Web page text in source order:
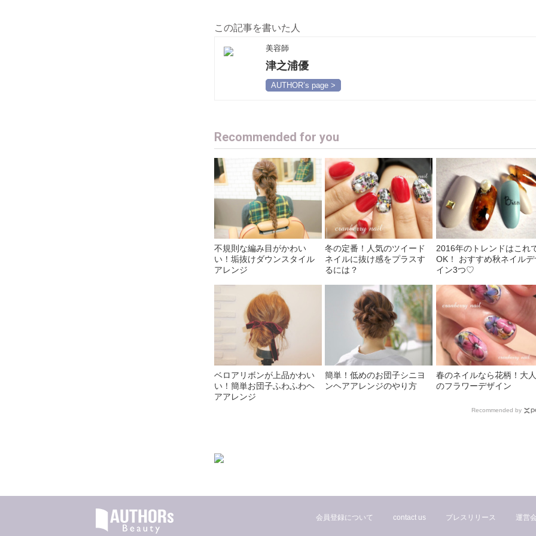
この記事を書いた人
美容師
津之浦優
AUTHOR’s page >
Recommended for you
不規則な編み目がかわい
い！垢抜けダウンスタイル
アレンジ
冬の定番！人気のツイード
ネイルに抜け感をプラスす
るには？
2016年のトレンドはこれ
OK！ おすすめ秋ネイルデ
イン3つ♡
ベロアリボンが上品かわい
い！簡単お団子ふわふわヘ
アアレンジ
簡単！低めのお団子シニヨ
ンヘアアレンジのやり方
春のネイルなら花柄！大
のフラワーデザイン
Recommended by
会員登録について contact us プレスリリース 運営